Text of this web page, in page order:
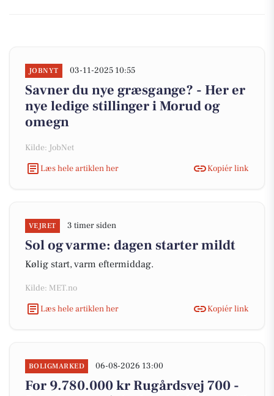
JOBNYT 03-11-2025 10:55
Savner du nye græsgange? - Her er
nye ledige stillinger i Morud og
omegn
Kilde: JobNet
Læs hele artiklen her
Kopiér link
VEJRET 3 timer siden
Sol og varme: dagen starter mildt
Kølig start, varm eftermiddag.
Kilde: MET.no
Læs hele artiklen her
Kopiér link
BOLIGMARKED 06-08-2026 13:00
For 9.780.000 kr Rugårdsvej 700 -